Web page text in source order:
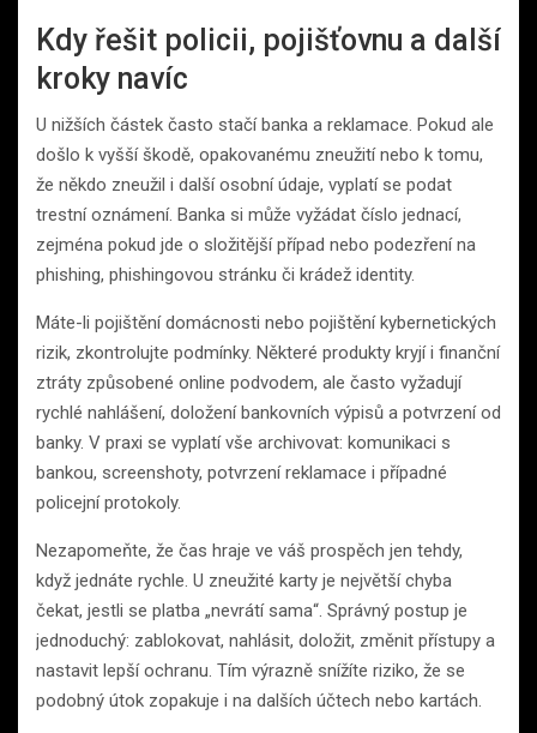
Kdy řešit policii, pojišťovnu a další
kroky navíc
U nižších částek často stačí banka a reklamace. Pokud ale
došlo k vyšší škodě, opakovanému zneužití nebo k tomu,
že někdo zneužil i další osobní údaje, vyplatí se podat
trestní oznámení. Banka si může vyžádat číslo jednací,
zejména pokud jde o složitější případ nebo podezření na
phishing, phishingovou stránku či krádež identity.
Máte-li pojištění domácnosti nebo pojištění kybernetických
rizik, zkontrolujte podmínky. Některé produkty kryjí i finanční
ztráty způsobené online podvodem, ale často vyžadují
rychlé nahlášení, doložení bankovních výpisů a potvrzení od
banky. V praxi se vyplatí vše archivovat: komunikaci s
bankou, screenshoty, potvrzení reklamace i případné
policejní protokoly.
Nezapomeňte, že čas hraje ve váš prospěch jen tehdy,
když jednáte rychle. U zneužité karty je největší chyba
čekat, jestli se platba „nevrátí sama“. Správný postup je
jednoduchý: zablokovat, nahlásit, doložit, změnit přístupy a
nastavit lepší ochranu. Tím výrazně snížíte riziko, že se
podobný útok zopakuje i na dalších účtech nebo kartách.